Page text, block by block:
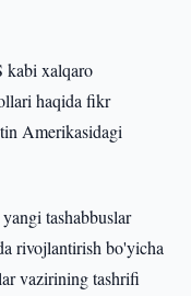
kabi xalqaro
haqida fikr
Amerikasidagi
tashabbuslar
rivojlantirish bo'yicha
vazirining tashrifi